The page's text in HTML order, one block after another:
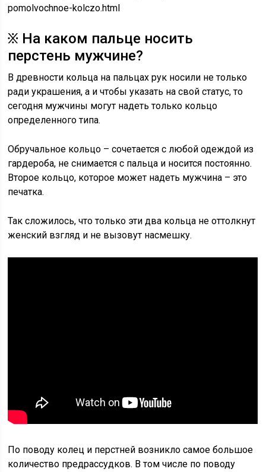
pomolvochnoe-kolczo.html
፠ На каком пальце носить
перстень мужчине?
В древности кольца на пальцах рук носили не только
ради украшения, а и чтобы указать на свой статус, то
сегодня мужчины могут надеть только кольцо
определенного типа.
Обручальное кольцо – сочетается с любой одеждой из
гардероба, не снимается с пальца и носится постоянно.
Второе кольцо, которое может надеть мужчина – это
печатка.
Так сложилось, что только эти два кольца не оттолкнут
женский взгляд и не вызовут насмешку.
По поводу колец и перстней возникло самое большое
количество предрассудков. В том числе по поводу